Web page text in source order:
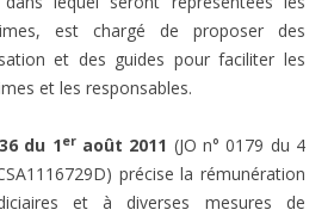
est chargé de proposer des
et des guides pour faciliter les
et les responsables.
du 1eraoût 2011 (JO n° 0179 du 4
précise la rémunération
et à diverses mesures de